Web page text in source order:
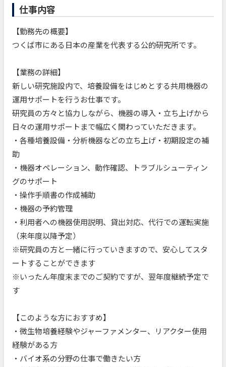
仕事内容
【勤務先の概要】
つくば市にある日本の産業を代表する公的研究所です。
【業務の詳細】
新しい研究施設内で、培養設備をはじめとする共用機器の
運用サポートを行うお仕事です。
研究員の方々と協力しながら、機器の導入・立ち上げから
日々の運用サポートまで幅広く関わっていただきます。
・各種培養設備・分析機器などの立ち上げ・初期設定の補
助
・機器オペレーション、動作確認、トラブルシューティン
グのサポート
・操作手順書の作成補助
・機器の予約管理
・利用者への機器使用説明、貸出対応、代行での運転実施
（来年度以降予定）
※研究員の方と一緒に行っていきますので、安心してスタ
ートすることができます
※いったん年度末までのご契約ですが、翌年度継続予定で
す
【このような方におすすめ】
・微生物培養経験やジャーファメンター、リアクター使用
経験がある方
・バイオ系の分野の仕事で働きたい方